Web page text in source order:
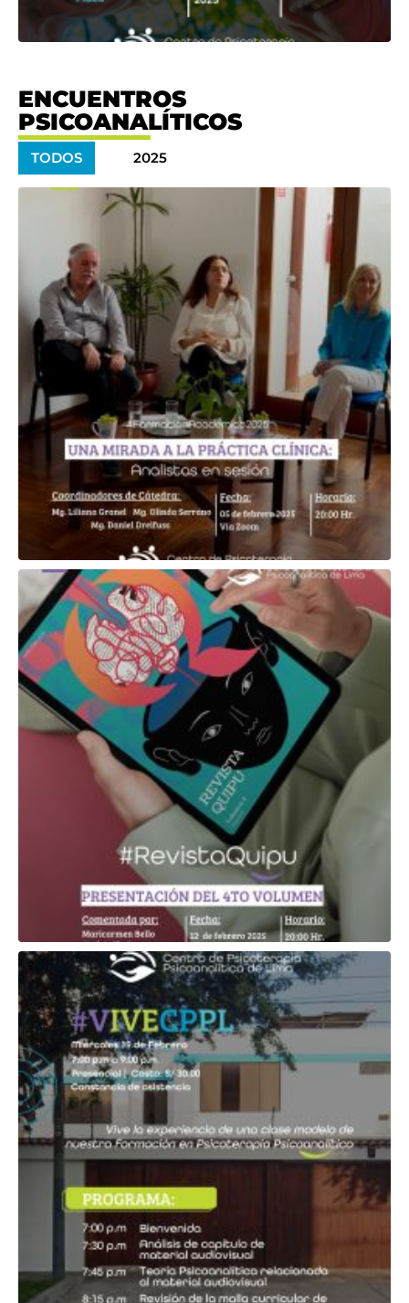
ENCUENTROS
PSICOANALÍTICOS
TODOS 2025